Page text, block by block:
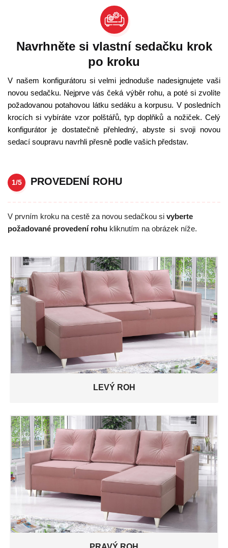
Navrhněte si vlastní sedačku krok
po kroku
V našem konfigurátoru si velmi jednoduše nadesignujete vaši
novou sedačku. Nejprve vás čeká výběr rohu, a poté si zvolíte
požadovanou potahovou látku sedáku a korpusu. V posledních
krocích si vybíráte vzor polštářů, typ doplňků a nožiček. Celý
konfigurátor je dostatečně přehledný, abyste si svoji novou
sedací soupravu navrhli přesně podle vašich představ.
1/5 PROVEDENÍ ROHU
V prvním kroku na cestě za novou sedačkou si vyberte
požadované provedení rohu kliknutím na obrázek níže.
LEVÝ ROH